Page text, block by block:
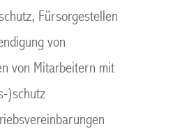
Fürsorgestellen
von
von Mitarbeitern mit
)schutz